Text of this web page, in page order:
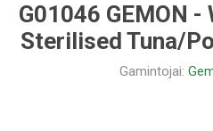
G01046 GEMON
Sterilised Tuna/
Gamintojai: